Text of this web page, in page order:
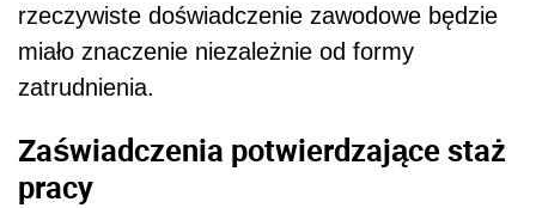
rzeczywiste doświadczenie zawodowe będzie
miało znaczenie niezależnie od formy
zatrudnienia.
Zaświadczenia potwierdzające staż
pracy